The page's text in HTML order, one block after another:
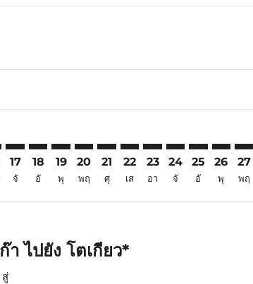
17
จั
18
อั
19
พุ
MFM–TYO: cmp-view-offers-
20
พฤ
MFM–TYO: cmp-view-offers-
21
ศุ
MFM–TYO: cmp-view-
22
เส
MFM–TYO: cmp-
23
อา
MFM–TYO:
24
จั
25
อั
26
พุ
27
พฤ
า ไปยัง โตเกียว*
สู่